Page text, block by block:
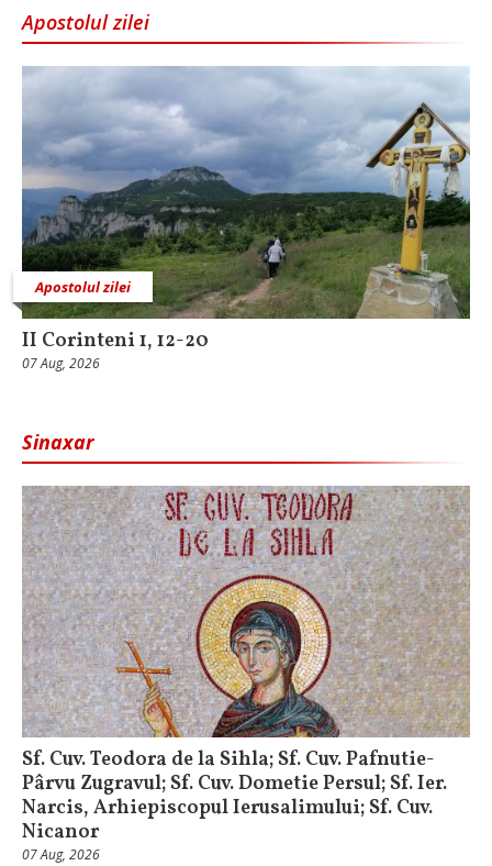
Apostolul zilei
Apostolul zilei
II Corinteni 1, 12-20
07 Aug, 2026
Sinaxar
Sf. Cuv. Teodora de la Sihla; Sf. Cuv. Pafnutie-
Pârvu Zugravul; Sf. Cuv. Dometie Persul; Sf. Ier.
Narcis, Arhiepiscopul Ierusalimului; Sf. Cuv.
Nicanor
07 Aug, 2026